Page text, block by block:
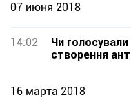
07 июня 2018
14:02
Чи голосували
створення
16 марта 2018